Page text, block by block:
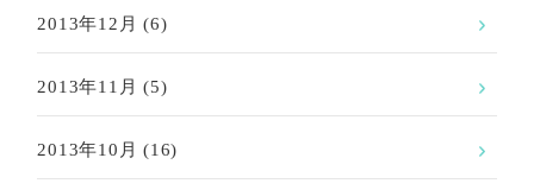
2013年12月 (6)
2013年11月 (5)
2013年10月 (16)